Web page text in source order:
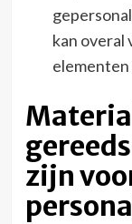
kan overal
zijn